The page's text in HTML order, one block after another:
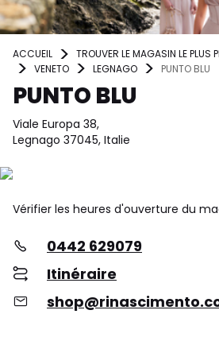
ACCUEIL TROUVER LE MAGASIN LE PLUS
VENETO
LEGNAGO PUNTO BLU
PUNTO BLU
Viale Europa 38,
Legnago 37045, Italie
Vérifier les heures d'ouverture du
0442 629079
Itinéraire